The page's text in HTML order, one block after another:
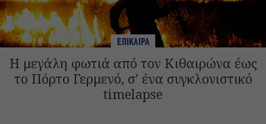
ΕΠΙΚΑΙΡΑ
Η μεγάλη φωτιά από τον Κιθαιρώνα έως
το Πόρτο Γερμενό, σ’ ένα συγκλονιστικό
timelapse